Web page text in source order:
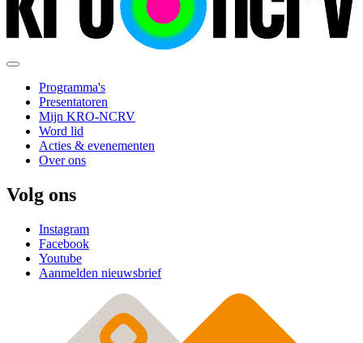
Programma's
Presentatoren
Mijn KRO-NCRV
Word lid
Acties & evenementen
Over ons
Volg ons
Instagram
Facebook
Youtube
Aanmelden nieuwsbrief